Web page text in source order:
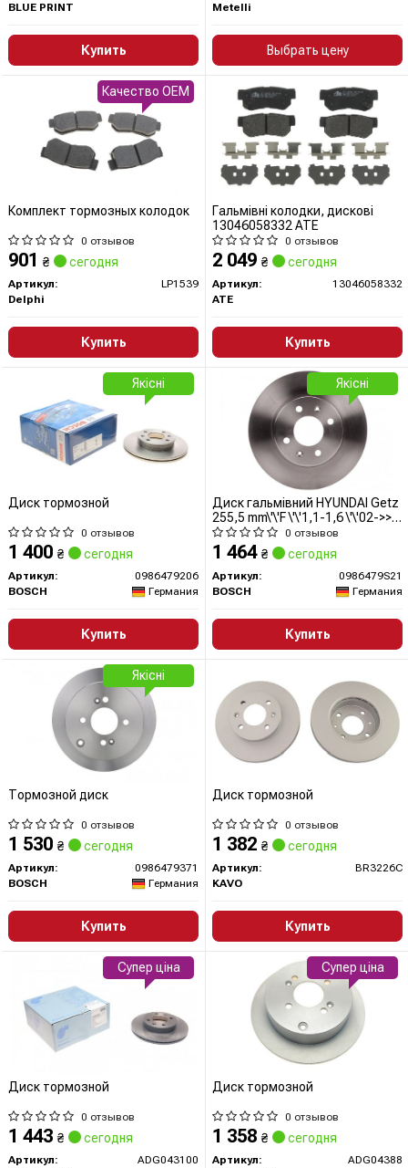
BLUE PRINT
Купить
Metelli
Выбрать цену
Комплект тормозных колодок
0 отзывов
901 ₴ сегодня
Артикул:
LP1539
Delphi
Купить
Качество OEM
Гальмівні колодки, дискові
13046058332 ATE
0 отзывов
2 049 ₴ сегодня
Артикул:
13046058332
ATE
Купить
Диск тормозной
0 отзывов
1 400 ₴ сегодня
Артикул:
0986479206
BOSCH
Германия
Купить
Якісні
Диск гальмівний HYUNDAI Getz
255,5 mm\'\'F \'\'1,1-1,6 \'\'02->>1
PR2
0 отзывов
1 464 ₴ сегодня
Артикул:
0986479S21
BOSCH
Германия
Купить
Якісні
Тормозной диск
0 отзывов
1 530 ₴ сегодня
Артикул:
0986479371
BOSCH
Германия
Купить
Якісні
Диск тормозной
0 отзывов
1 382 ₴ сегодня
Артикул:
BR3226C
KAVO
Купить
Диск тормозной
0 отзывов
1 443 ₴ сегодня
Артикул:
ADG043100
Супер ціна
Диск тормозной
0 отзывов
1 358 ₴ сегодня
Артикул:
ADG04388
Супер ціна